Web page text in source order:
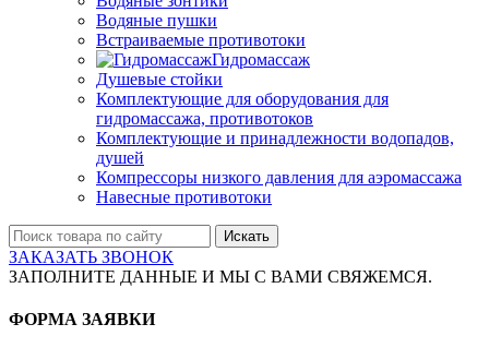
Водяные пушки
Встраиваемые противотоки
Гидромассаж
Душевые стойки
Комплектующие для оборудования для
гидромассажа, противотоков
Комплектующие и принадлежности водопадов,
душей
Компрессоры низкого давления для аэромассажа
Навесные противотоки
Искать
ЗАКАЗАТЬ ЗВОНОК
ЗАПОЛНИТЕ ДАННЫЕ И МЫ С ВАМИ СВЯЖЕМСЯ.
ФОРМА ЗАЯВКИ